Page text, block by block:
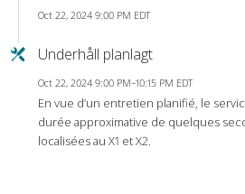
Oct 22, 2024 9:00 PM EDT
Underhåll planlagt
Oct 22, 2024 9:00 PM–10:15 PM EDT
En vue d’un entretien planifié, le
durée approximative de quelques
localisées au X1 et X2.